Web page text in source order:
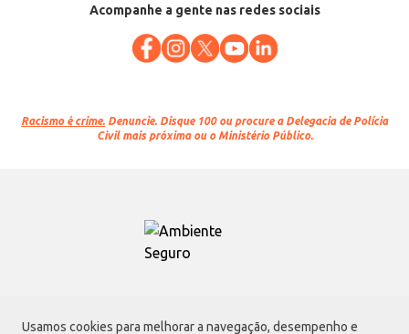
Usamos cookies para melhorar a navegação, desempenho e
Acompanhe a gente nas redes sociais
Racismo é crime. Denuncie. Disque 100 ou procure a Delegacia de Polícia
Civil mais próxima ou o Ministério Público.
Atacadão S.A.